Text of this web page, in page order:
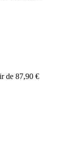
de 87,90 €